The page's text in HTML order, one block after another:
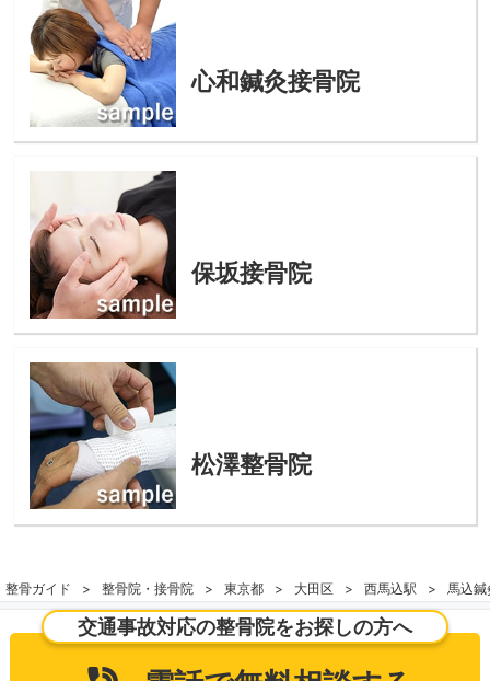
心和鍼灸接骨院
保坂接骨院
松澤整骨院
整骨ガイド 整骨院・接骨院 東京都 大田区 西馬込駅 馬込
交通事故対応の整骨院をお探しの方へ